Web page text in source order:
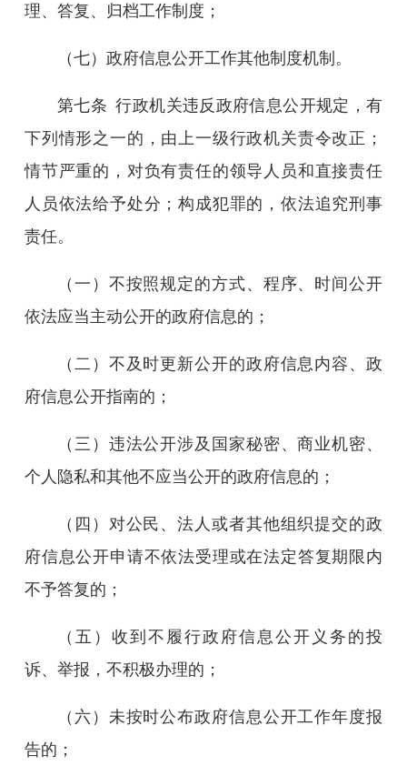
理、答复、归档工作制度；
（七）政府信息公开工作其他制度机制。
第七条 行政机关违反政府信息公开规定，有
下列情形之一的，由上一级行政机关责令改正；
情节严重的，对负有责任的领导人员和直接责任
人员依法给予处分；构成犯罪的，依法追究刑事
责任。
（一）不按照规定的方式、程序、时间公开
依法应当主动公开的政府信息的；
（二）不及时更新公开的政府信息内容、政
府信息公开指南的；
（三）违法公开涉及国家秘密、商业机密、
个人隐私和其他不应当公开的政府信息的；
（四）对公民、法人或者其他组织提交的政
府信息公开申请不依法受理或在法定答复期限内
不予答复的；
（五）收到不履行政府信息公开义务的投
诉、举报，不积极办理的；
（六）未按时公布政府信息公开工作年度报
告的；